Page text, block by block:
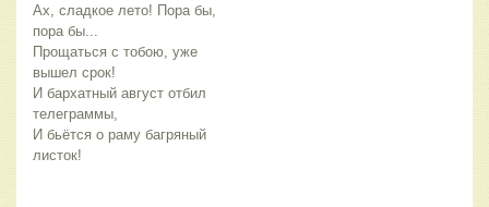
Ах, сладкое лето! Пора бы,
пора бы...
Прощаться с тобою, уже
вышел срок!
И бархатный август отбил
телеграммы,
И бьётся о раму багряный
листок!